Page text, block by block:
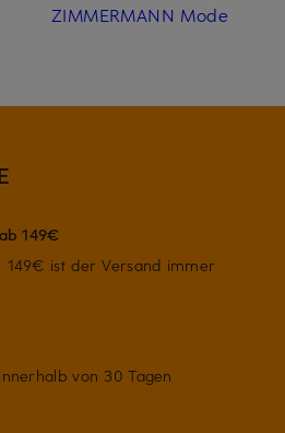
ZIMMERMANN Mode
149€
ist der Versand immer
von 30 Tagen